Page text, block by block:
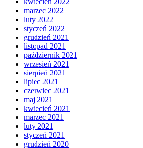
kwiecień 2022
marzec 2022
luty 2022
styczeń 2022
grudzień 2021
listopad 2021
październik 2021
wrzesień 2021
sierpień 2021
lipiec 2021
czerwiec 2021
maj 2021
kwiecień 2021
marzec 2021
luty 2021
styczeń 2021
grudzień 2020